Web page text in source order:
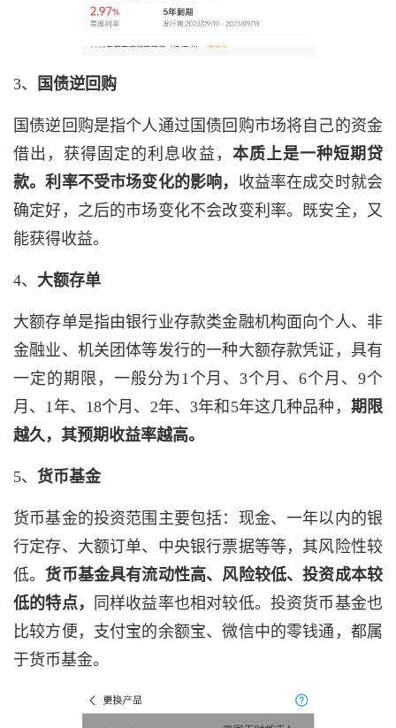
3、 国债逆回购
国债逆回购是指个人通过国债回购市场将自己的资金
借出，获得固定的利息收益， 本质上是一种短期贷
款。利率不受市场变化的影响， 收益率在成交时就会
确定好，之后的市场变化不会改变利率。既安全，又
能获得收益。
4、 大额存单
大额存单是指由银行业存款类金融机构面向个人、非
金融业、机关团体等发行的一种大额存款凭证，具有
一定的期限，一般分为1个月、3个月、6个月、9个
月、1年、18个月、2年、3年和5年这几种品种， 期限
越久，其预期收益率越高。
5、 货币基金
货币基金的投资范围主要包括：现金、一年以内的银
行定存、大额订单、中央银行票据等等，其风险性较
低。货币基金具有流动性高、风险较低、投资成本较
低的特点，
同样收益率也相对较低。投资货币基金也
比较方便，支付宝的余额宝、微信中的零钱通，都属
于货币基金。